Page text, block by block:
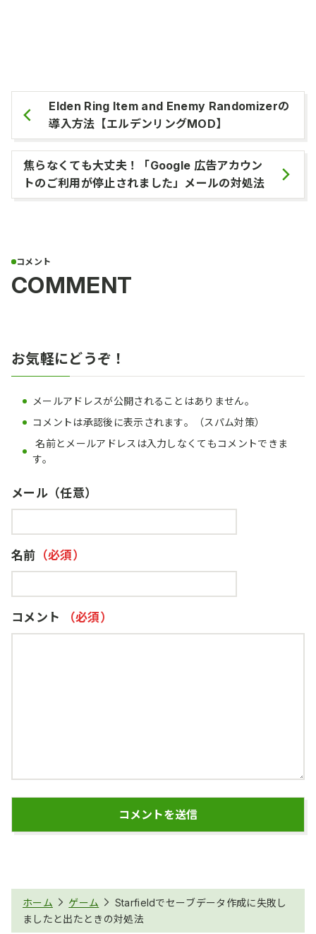
Elden Ring Item and Enemy Randomizerの
導入方法【エルデンリングMOD】
焦らなくても大丈夫！「Google 広告アカウン
トのご利用が停止されました」メールの対処法
COMMENT
お気軽にどうぞ！
メールアドレスが公開されることはありません。
コメントは承認後に表示されます。（スパム対策）
名前とメールアドレスは入力しなくてもコメントできま
す。
コメント
名前
メール
ホーム ゲーム
Starfieldでセーブデータ作成に失敗し
ましたと出たときの対処法